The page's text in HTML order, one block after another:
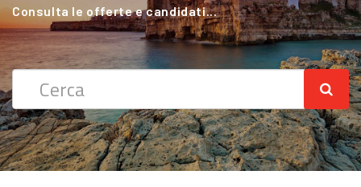
Consulta le offerte e candidati...
Sei alla ricerca di un lavoro nella nostra Provincia?
Consulta le offerte e candidati...